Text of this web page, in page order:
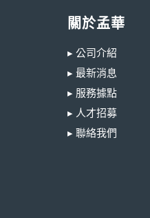
關於孟華
▸ 公司介紹
▸ 最新消息
▸ 服務據點
▸ 人才招募
▸ 聯絡我們